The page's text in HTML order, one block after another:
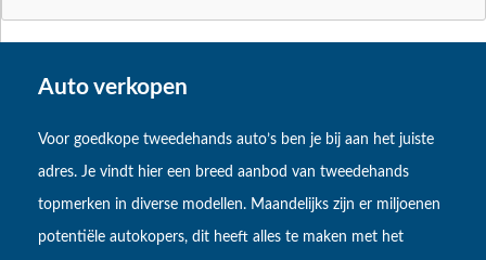
Auto verkopen
Voor goedkope tweedehands auto’s ben je bij aan het juiste
adres. Je vindt hier een breed aanbod van tweedehands
topmerken in diverse modellen. Maandelijks zijn er miljoenen
potentiële autokopers, dit heeft alles te maken met het